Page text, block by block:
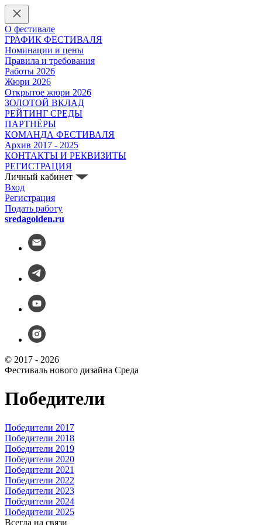
О фестивале
ГРАФИК ФЕСТИВАЛЯ
Номинации и цены
Правила и требования
Работы 2026
Жюри 2026
Открытое жюри 2026
ЗОЛОТОЙ ВКЛАД
РЕЙТИНГ СРЕДЫ
ПАРТНЁРЫ
КОМАНДА ФЕСТИВАЛЯ
Архив 2017 - 2025
КОНТАКТЫ И РЕКВИЗИТЫ
РЕГИСТРАЦИЯ
Личный кабинет
Вход
Регистрация
Подать работу
sredagolden.ru
© 2017 - 2026
Фестиваль нового дизайна Среда
Победители
Победители 2017
Победители 2018
Победители 2019
Победители 2020
Победители 2021
Победители 2022
Победители 2023
Победители 2024
Победители 2025
Всегда на связи